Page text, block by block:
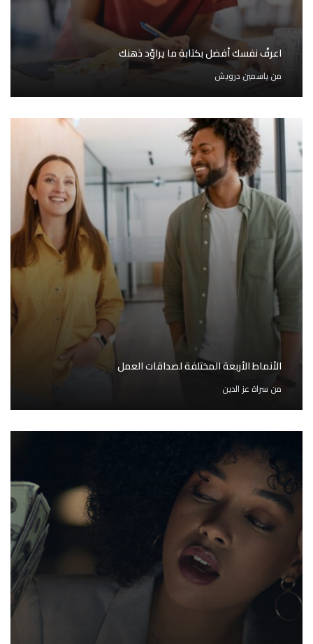
اعرفْ نفسك أفضل بكتابة ما يراوّد ذهنك
منياسمين درويش
الأنماط الأربعة المختلفة لصداقات العمل
من سراة عز الدين